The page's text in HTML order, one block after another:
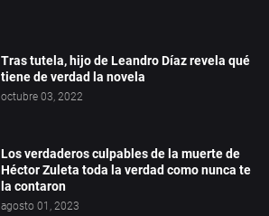
Tras tutela, hijo de Leandro Díaz revela qué
tiene de verdad la novela
octubre 03, 2022
Los verdaderos culpables de la muerte de
Héctor Zuleta toda la verdad como nunca te
la contaron
agosto 01, 2023